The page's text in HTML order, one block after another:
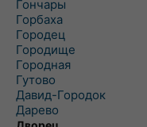
Гончары
Горбаха
Городец
Городище
Городная
Гутово
Давид-Городок
Дарево